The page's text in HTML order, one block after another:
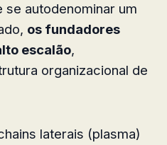
se autodenominar um
os fundadores
escalão,
organizacional de
laterais (plasma)